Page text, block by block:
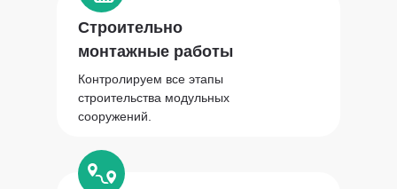
Строительно
монтажные работы
Контролируем все этапы
строительства модульных
сооружений.